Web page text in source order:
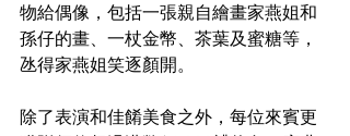
物給偶像，包括一張親自繪畫家燕姐和
孫仔的畫、一杖金幣、茶葉及蜜糖等，
氹得家燕姐笑逐顏開。
除了表演和佳餚美食之外，每位來賓更